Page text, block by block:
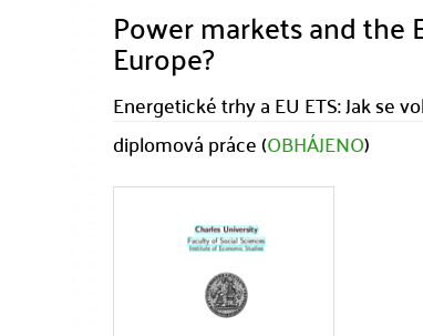
Power markets and the
Europe?
Energetické trhy a EU ETS: Jak se
diplomová práce (OBHÁJENO)